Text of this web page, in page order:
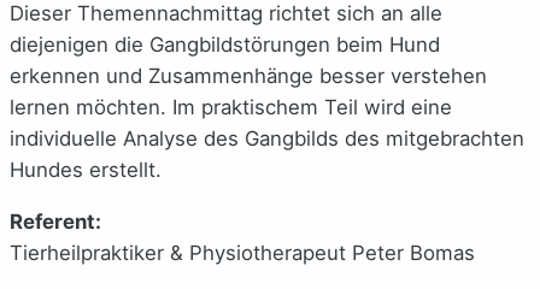
Dieser Themennachmittag richtet sich an alle
diejenigen die Gangbildstörungen beim Hund
erkennen und Zusammenhänge besser verstehen
lernen möchten. Im praktischem Teil wird eine
individuelle Analyse des Gangbilds des mitgebrachten
Hundes erstellt.
Referent:
Tierheilpraktiker & Physiotherapeut Peter Bomas